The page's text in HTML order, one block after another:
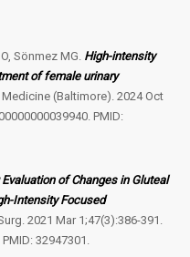
Sönmez MG. High-intensity
of female urinary
Medicine (Baltimore). 2024 Oct
PMID:
of Changes in Gluteal
Intensity Focused
2021 Mar 1;47(3):386-391.
32947301.